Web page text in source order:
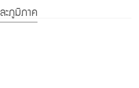
ะภูมิภาค